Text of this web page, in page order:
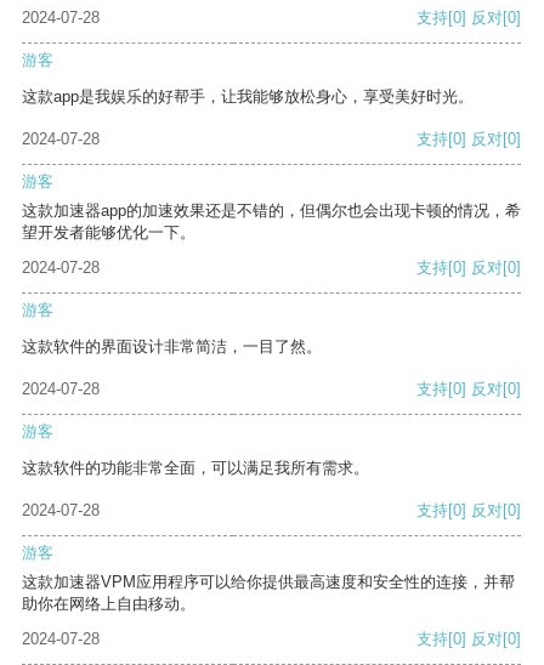
2024-07-28 支持[0] 反对[0]
游客
这款app是我娱乐的好帮手，让我能够放松身心，享受美好时光。
2024-07-28 支持[0] 反对[0]
游客
这款加速器app的加速效果还是不错的，但偶尔也会出现卡顿的情况，希
望开发者能够优化一下。
2024-07-28
支持[0] 反对[0]
游客
这款软件的界面设计非常简洁，一目了然。
2024-07-28 支持[0] 反对[0]
游客
这款软件的功能非常全面，可以满足我所有需求。
2024-07-28 支持[0] 反对[0]
游客
这款加速器VPM应用程序可以给你提供最高速度和安全性的连接，并帮
助你在网络上自由移动。
2024-07-28
支持[0] 反对[0]